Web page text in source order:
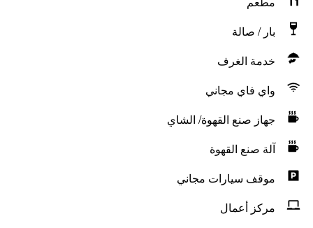
بار / صالة
خدمة الغرف
واي فاي مجاني
جهاز صنع القهوة/ الشاي
آلة صنع القهوة
موقف سيارات مجاني
مركز أعمال